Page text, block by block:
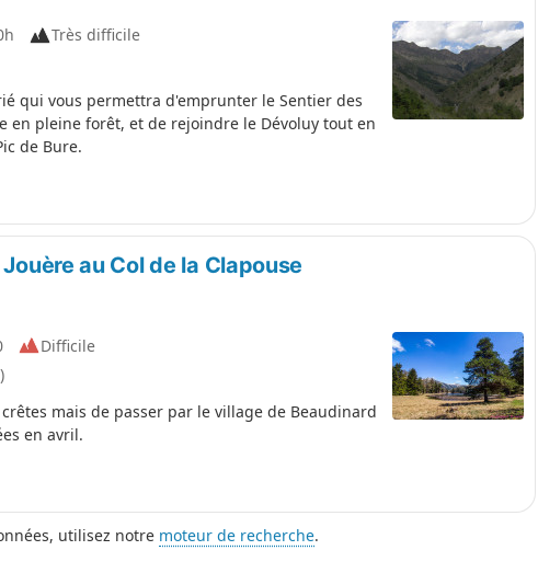
Très difficile
qui vous permettra d'emprunter le Sentier des
en pleine forêt, et de rejoindre le Dévoluy tout en
de Bure.
au Col de la Clapouse
Difficile
mais de passer par le village de Beaudinard
en avril.
utilisez notre moteur de recherche.